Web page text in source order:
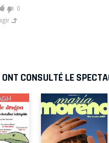
0
ONT CONSULTÉ LE